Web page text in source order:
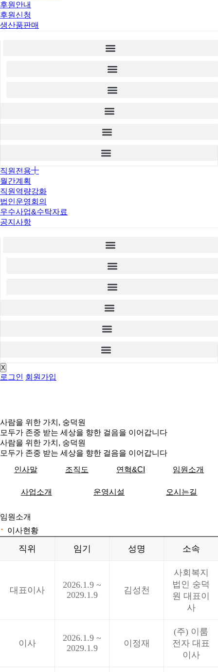
후원안내
후원신청
생산품판매
직원전용
월간계획
직원역량강화
법인운영회의
우수사업&수탁자료
공지사항
X
로그인 회원가입
사람을 위한 가치, 숭덕원
모두가 존중 받는 세상을 향한 걸음을 이어갑니다
사람을 위한 가치, 숭덕원
모두가 존중 받는 세상을 향한 걸음을 이어갑니다
인사말
조직도 연혁&CI 임원소개
사업소개 운영시설 오시는길
임원소개
· 이사현황
직위 임기 성명 소속
대표이사
2026.1.9 ~
2029.1.9
김성천
사회복지
법인 숭덕
원 대표이
사
이사
2026.1.9 ~
2029.1.9
이정재
(주) 이룸
전자 대표
이사